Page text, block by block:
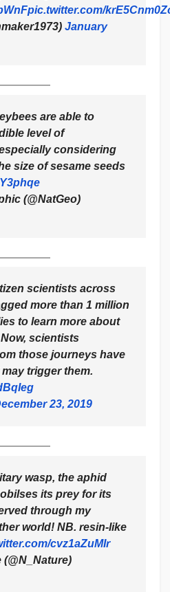
pic.twitter.com/
January
are able to
level of
considering
size of sesame seeds
(@NatGeo)
scientists across
more than 1 million
to learn more about
scientists
those journeys have
trigger them.
23, 2019
wasp, the aphid
its prey for its
through my
world! NB. resin-like
cvz1aZuMIr